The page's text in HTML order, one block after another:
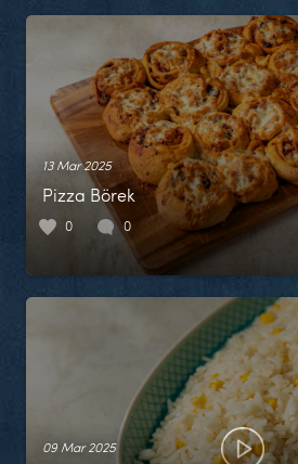
13 Mar 2025
Pizza Börek
0 0
09 Mar 2025